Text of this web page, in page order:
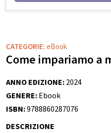
CATEGORIE:eBook
Come impariamo a
ANNO EDIZIONE:2024
GENERE:Ebook
ISBN:9788860287076
DESCRIZIONE